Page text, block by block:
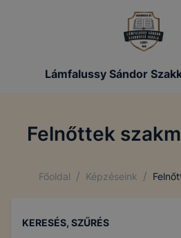
Lámfalussy Sándor
Felnőttek
Főoldal / Képzéseink /
KERESÉS, SZŰRÉS